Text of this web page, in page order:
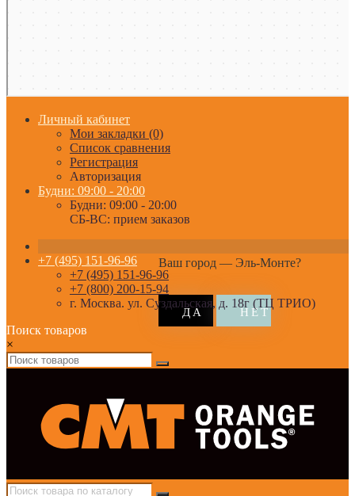
Личный кабинет
Мои закладки (0)
Список сравнения
Регистрация
Авторизация
Будни: 09:00 - 20:00
Будни: 09:00 - 20:00
СБ-ВС: прием заказов
Ваш город — Эль-Монте?
+7 (495) 151-96-96
+7 (495) 151-96-96
+7 (800) 200-15-94
г. Москва. ул. Суздальская, д. 18г (ТЦ ТРИО)
Поиск товаров
×